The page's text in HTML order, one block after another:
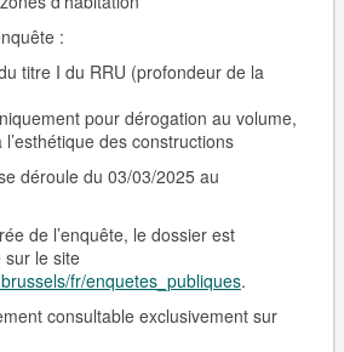
:
titre I du RRU (profondeur de la
pour dérogation au volume,
l’esthétique des constructions
déroule du 03/03/2025 au
de l’enquête, le dossier est
sur le site
fr/enquetes_publiques.
consultable exclusivement sur